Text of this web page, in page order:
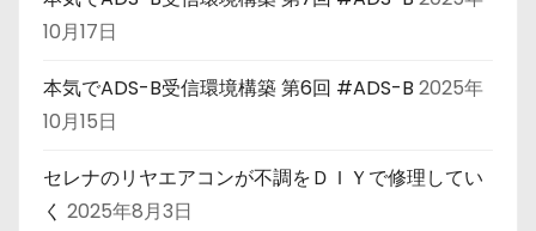
10月17日
本気でADS-B受信環境構築 第6回 #ADS-B 2025年
10月15日
セレナのリヤエアコンが不調をＤＩＹで修理してい
く 2025年8月3日